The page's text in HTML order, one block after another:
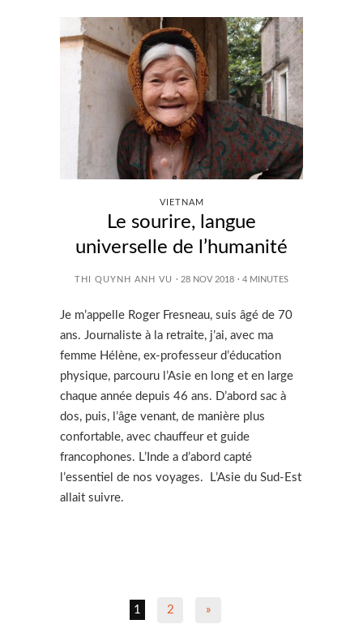
VIETNAM
Le sourire, langue
universelle de l’humanité
THI QUYNH ANH VU · 28 NOV 2018 · 4 MINUTES
Je m’appelle Roger Fresneau, suis âgé de 70
ans. Journaliste à la retraite, j’ai, avec ma
femme Hélène, ex-professeur d’éducation
physique, parcouru l’Asie en long et en large
chaque année depuis 46 ans. D’abord sac à
dos, puis, l’âge venant, de manière plus
confortable, avec chauffeur et guide
francophones. L’Inde a d’abord capté
l’essentiel de nos voyages. L’Asie du Sud-Est
allait suivre.
1 2 »